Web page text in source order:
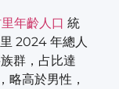
年齡人口 統
2024 年總人
群，占比達
略高於男性，